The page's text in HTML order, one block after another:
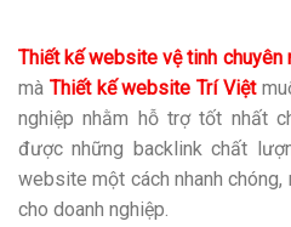
Thiết kế website vệ tinh chuyên
mà Thiết kế website Trí Việt
nghiệp nhằm hỗ trợ tốt nhất
được những backlink chất
website một cách nhanh chóng,
cho doanh nghiệp.